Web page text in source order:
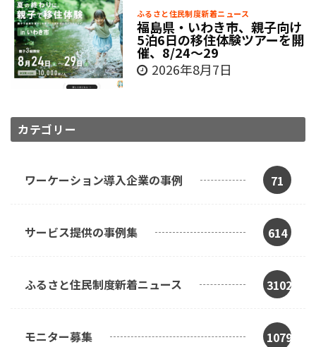
ふるさと住民制度新着ニュース
福島県・いわき市、親子向け
5泊6日の移住体験ツアーを開
催、8/24～29
2026年8月7日
カテゴリー
ワーケーション導入企業の事例 71
サービス提供の事例集 614
ふるさと住民制度新着ニュース 3102
モニター募集 1079